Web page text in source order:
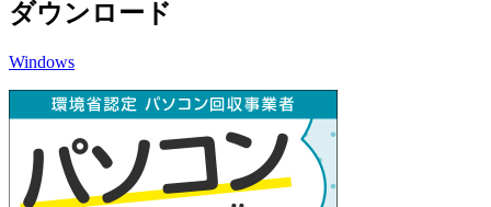
ダウンロード
Windows